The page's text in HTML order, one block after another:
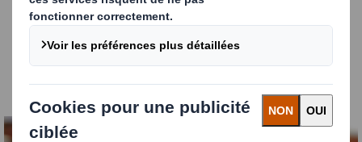
TÉLÉCHARGER LE RAPPORT ICI